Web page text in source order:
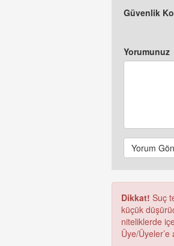
Güvenlik
Yorumunuz
Yorum
Dikkat! Suç
küçük
niteliklerde
Üye/Üyeler’e